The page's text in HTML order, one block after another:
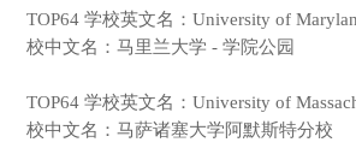
TOP64 学校英文名：University of
校中文名：马里兰大学 - 学院公园
TOP64 学校英文名：University of
校中文名：马萨诸塞大学阿默斯特分校